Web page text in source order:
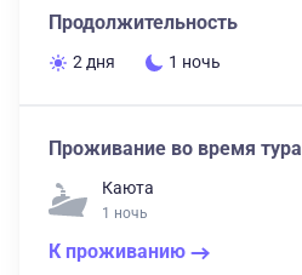
Продолжительность
2 дня 1 ночь
Проживание во время тура
Каюта
1 ночь
К проживанию